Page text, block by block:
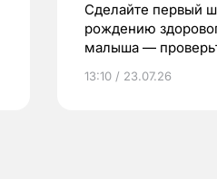
Сделайте первый
рождению
малыша —
по ОМС!
13:10 / 23.07.26